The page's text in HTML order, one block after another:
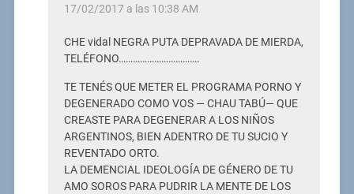
17/02/2017 a las 10:38 AM
CHE vidal NEGRA PUTA DEPRAVADA DE MIERDA,
TELÉFONO…………………………….
TE TENÉS QUE METER EL PROGRAMA PORNO Y
DEGENERADO COMO VOS — CHAU TABÚ— QUE
CREASTE PARA DEGENERAR A LOS NIÑOS
ARGENTINOS, BIEN ADENTRO DE TU SUCIO Y
REVENTADO ORTO.
LA DEMENCIAL IDEOLOGÍA DE GÉNERO DE TU
AMO SOROS PARA PUDRIR LA MENTE DE LOS